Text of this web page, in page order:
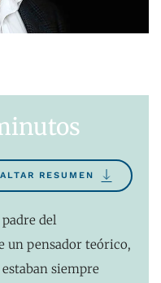
RESUMEN
del
un pensador teórico,
siempre